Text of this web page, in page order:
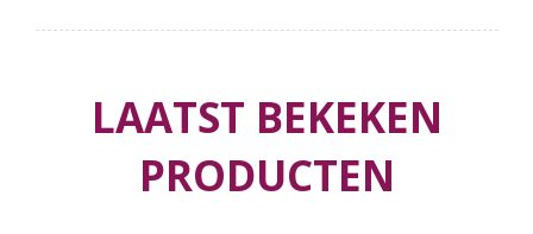
LAATST BEKEKEN
PRODUCTEN